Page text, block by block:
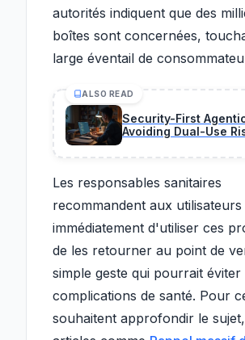
autorités indiquent que des
boîtes sont concernées,
large éventail de
ALSO READ
Security-First
Avoiding Dual-Use
Les responsables sanitaires
recommandent aux
immédiatement d'utiliser ces
de les retourner au point de
simple geste qui pourrait éviter
complications de santé. Pour
souhaitent approfondir le